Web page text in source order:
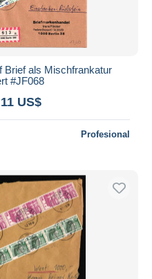
Brief als Mischfrankatur
#JF068
US$
Profesional